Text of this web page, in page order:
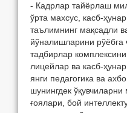
- Кадрлар тайёрлаш
ўрта махсус, касб-
таълимнинг мақсадли
йўналишларини рўёбга
тадбирлар
лицейлар ва касб-
янги педагогика ва
шунингдек
ғоялари, бой